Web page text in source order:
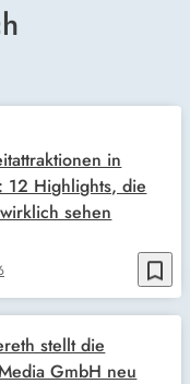
bookmark_border
in
12 Highlights, die
sehen
stellt die
GmbH neu